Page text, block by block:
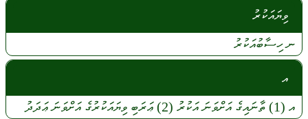
ވިޔައަކުރު
ނހިސާބުއަކުރު
އ
އ (1) ތާނައިގެއަށްވަނައަކުރު (2) ޢަރަބި ވިޔައަކުރުގެއަށްވަނަޢަދަދު